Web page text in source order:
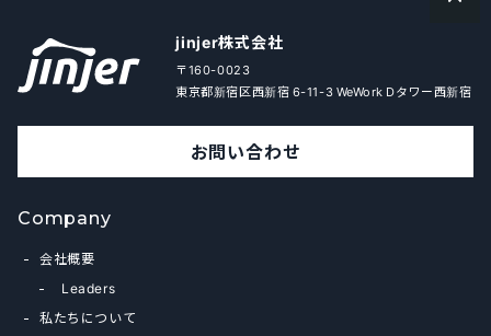
jinjer株式会社
〒160-0023
東京都新宿区西新宿 6-11-3 WeWork Dタワー西新宿
お問い合わせ
Company
会社概要
Leaders
私たちについて